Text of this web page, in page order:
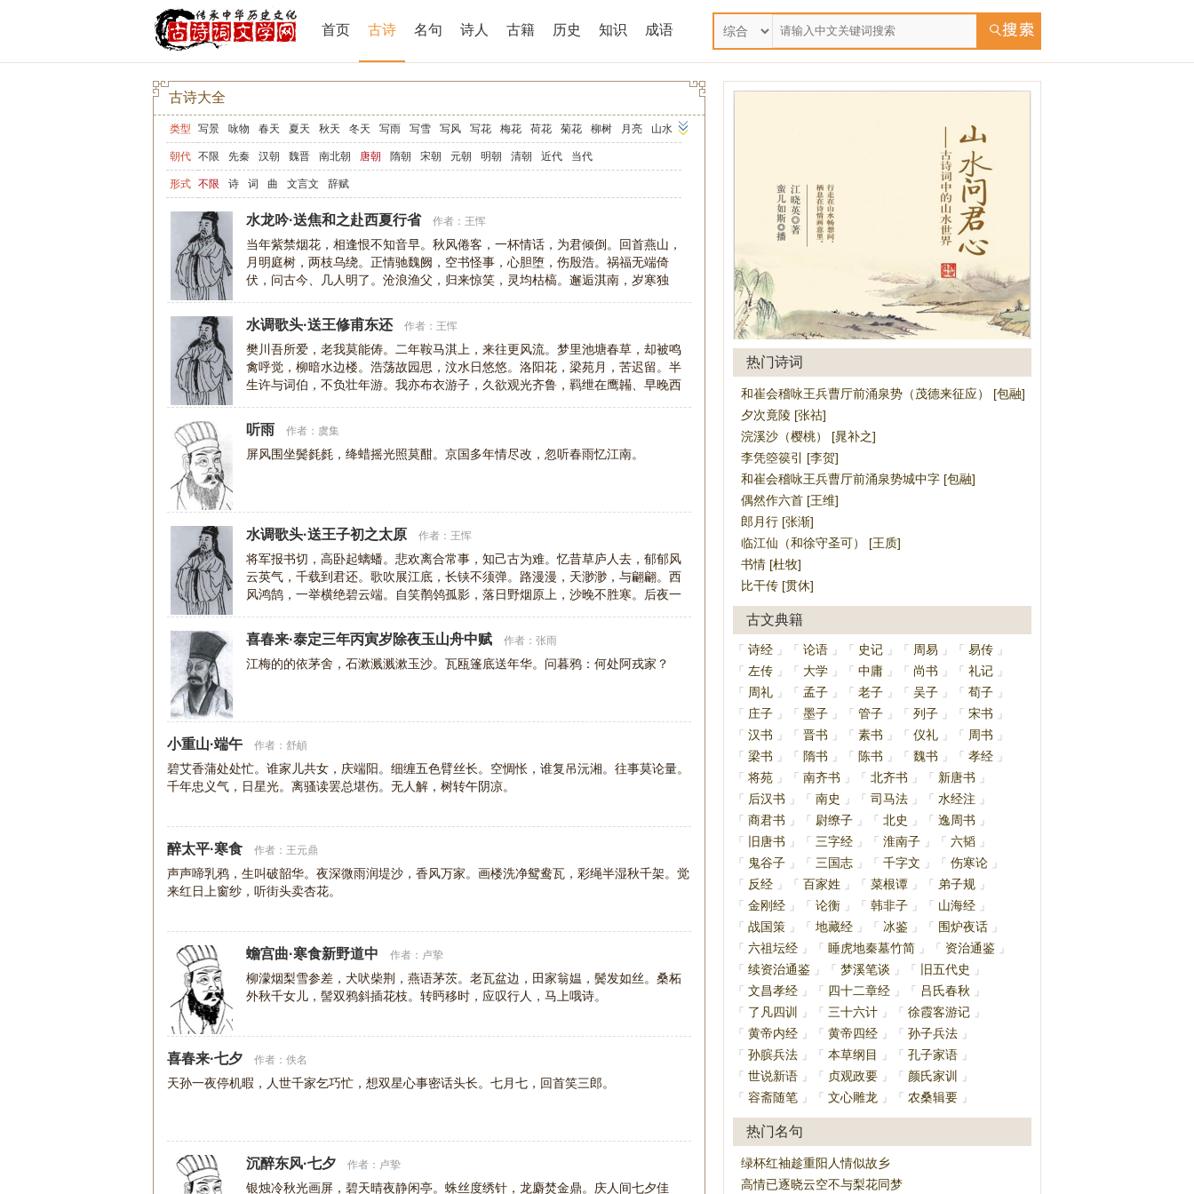
首页 古诗 名句 诗人 古籍 历史 知识 成语
古诗大全
类型 写景 咏物 春天 夏天 秋天 冬天 写雨 写雪 写风 写花 梅花 荷花 菊花 柳树 月亮 山水
写山 写水 长江 黄河 儿童 写鸟 写马 田园 边塞 地名 抒情 爱国 离别 送别
爱情 励志 哲理 闺怨 悼亡
节日 春节
宋词精选 小学古诗 初中古诗 高中古诗 古文观止 辞赋精选 小学文言文
高中文言文 古诗十九首 唐诗三百首 古诗三百首 宋词三百首
朝代 不限 先秦 汉朝 魏晋 南北朝 唐朝 隋朝 宋朝 元朝 明朝 清朝 近代 当代
形式 不限 诗 词 曲 文言文 辞赋
水龙吟·送焦和之赴西夏行省 作者： 王恽
当年紫禁烟花，相逢恨不知音早。秋风倦客，一杯情话，为君倾倒。回首燕山，
月明庭树，两枝乌绕。正情驰魏阙，空书怪事，心胆堕，伤殷浩。祸福无端倚
伏，问古今、几人明了。沧浪渔父，归来惊笑，灵均枯槁。邂逅淇南，岁寒独
水调歌头·送王修甫东还 作者： 王恽
樊川吾所爱，老我莫能俦。二年鞍马淇上，来往更风流。梦里池塘春草，却被鸣
禽呼觉，柳暗水边楼。浩荡故园思，汶水日悠悠。洛阳花，梁苑月，苦迟留。半
生许与词伯，不负壮年游。我亦布衣游子，久欲观光齐鲁，羁绁在鹰韛、早晚西
听雨 作者： 虞集
屏风围坐鬓毵毵，绛蜡摇光照莫酣。京国多年情尽改，忽听春雨忆江南。
水调歌头·送王子初之太原 作者： 王恽
将军报书切，高卧起螭蟠。悲欢离合常事，知己古为难。忆昔草庐人去，郁郁风
云英气，千载到君还。歌吹展江底，长铗不须弹。路漫漫，天渺渺，与翩翩。西
风鸿鹄，一举横绝碧云端。自笑鹡鸰孤影，落日野烟原上，沙晚不胜寒。后夜一
喜春来·泰定三年丙寅岁除夜玉山舟中赋 作者： 张雨
江梅的的依茅舍，石漱溅溅漱玉沙。瓦瓯篷底送年华。问暮鸦：何处阿戎家？
小重山·端午 作者： 舒頔
碧艾香蒲处处忙。谁家儿共女，庆端阳。细缠五色臂丝长。空惆怅，谁复吊沅湘。往事莫论量。
千年忠义气，日星光。离骚读罢总堪伤。无人解，树转午阴凉。
醉太平·寒食 作者： 王元鼎
声声啼乳鸦，生叫破韶华。夜深微雨润堤沙，香风万家。画楼洗净鸳鸯瓦，彩绳半湿秋千架。觉
来红日上窗纱，听街头卖杏花。
蟾宫曲·寒食新野道中 作者： 卢挚
柳濛烟梨雪参差，犬吠柴荆，燕语茅茨。老瓦盆边，田家翁媪，鬓发如丝。桑柘
外秋千女儿，髻双鸦斜插花枝。转眄移时，应叹行人，马上哦诗。
喜春来·七夕 作者： 佚名
天孙一夜停机暇，人世千家乞巧忙，想双星心事密话头长。七月七，回首笑三郎。
沉醉东风·七夕 作者： 卢挚
银烛冷秋光画屏，碧天晴夜静闲亭。蛛丝度绣针，龙麝焚金鼎。庆人间七夕佳
热门诗词
和崔会稽咏王兵曹厅前涌泉势（茂德来征应） [包融]
夕次竟陵 [张祜]
浣溪沙（樱桃） [晁补之]
李凭箜篌引 [李贺]
和崔会稽咏王兵曹厅前涌泉势城中字 [包融]
偶然作六首 [王维]
郎月行 [张渐]
临江仙（和徐守圣可） [王质]
书情 [杜牧]
比干传 [贯休]
古文典籍
「 诗经 」 「 论语 」 「 史记 」 「 周易 」 「 易传 」
「
左传 」 「 大学 」 「 中庸 」 「 尚书 」 「 礼记 」
「
周礼 」 「 孟子 」 「 老子 」 「 吴子 」 「 荀子 」
「
庄子 」 「 墨子 」 「 管子 」 「 列子 」 「 宋书
」
「 汉书 」 「 晋书 」 「 素书 」 「 仪礼 」 「 周书
」
「 梁书 」 「 隋书 」 「 陈书 」 「 魏书 」 「 孝经 」
「 将苑 」 「 南齐书 」 「 北齐书 」 「 新唐书
」
「
后汉书 」 「 南史 」 「 司马法 」 「 水经注
」
「 商君书 」 「 尉缭子 」 「 北史 」 「 逸周书
」
「
旧唐书 」 「 三字经 」 「 淮南子 」 「 六韬 」
「
鬼谷子 」 「 三国志 」 「 千字文 」 「 伤寒论 」
「
反经 」 「 百家姓 」 「 菜根谭 」 「 弟子规 」
「 金刚经 」 「 论衡 」 「 韩非子 」 「 山海经 」
「 战国策 」 「 地藏经 」 「 冰鉴 」 「 围炉夜话 」
「 六祖坛经 」 「 睡虎地秦墓竹简 」 「 资治通鉴 」
「 续资治通鉴 」 「 梦溪笔谈 」 「 旧五代史
」
「 文昌孝经 」 「 四十二章经 」 「 吕氏春秋
」
「
了凡四训 」 「 三十六计 」 「 徐霞客游记 」
「 黄帝内经 」 「 黄帝四经 」 「 孙子兵法 」
「 孙膑兵法 」 「 本草纲目 」 「 孔子家语 」
「 世说新语 」 「 贞观政要 」 「 颜氏家训
」
「 容斋随笔 」 「 文心雕龙 」 「 农桑辑要 」
热门名句
绿杯红袖趁重阳人情似故乡
高情已逐晓云空不与梨花同梦